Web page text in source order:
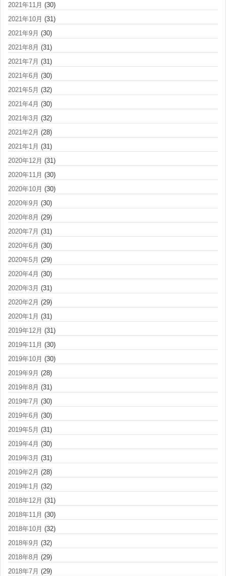
2021年11月 (30)
2021年10月 (31)
2021年9月 (30)
2021年8月 (31)
2021年7月 (31)
2021年6月 (30)
2021年5月 (32)
2021年4月 (30)
2021年3月 (32)
2021年2月 (28)
2021年1月 (31)
2020年12月 (31)
2020年11月 (30)
2020年10月 (30)
2020年9月 (30)
2020年8月 (29)
2020年7月 (31)
2020年6月 (30)
2020年5月 (29)
2020年4月 (30)
2020年3月 (31)
2020年2月 (29)
2020年1月 (31)
2019年12月 (31)
2019年11月 (30)
2019年10月 (30)
2019年9月 (28)
2019年8月 (31)
2019年7月 (30)
2019年6月 (30)
2019年5月 (31)
2019年4月 (30)
2019年3月 (31)
2019年2月 (28)
2019年1月 (32)
2018年12月 (31)
2018年11月 (30)
2018年10月 (32)
2018年9月 (32)
2018年8月 (29)
2018年7月 (29)